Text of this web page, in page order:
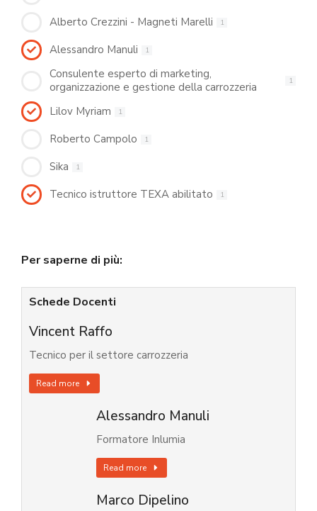
Alberto Crezzini - Magneti Marelli
1
Alessandro Manuli 1
Consulente esperto di marketing,
organizzazione e gestione della carrozzeria
1
Lilov Myriam 1
Roberto Campolo 1
Sika 1
Tecnico istruttore TEXA abilitato 1
Per saperne di più:
Schede Docenti
Vincent Raffo
Tecnico per il settore carrozzeria
Read more
Alessandro Manuli
Formatore Inlumia
Read more
Marco Dipelino